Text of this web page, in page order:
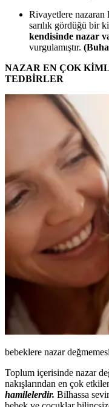
Rivayetlere
sarılık gördüğü bir
kendisinde nazar
vurgulamıştır.
NAZAR EN ÇOK
TEDBİRLER
bebeklere nazar
Toplum içerisinde nazar
nakışlarından en çok
hamilelerdir. Bilhassa